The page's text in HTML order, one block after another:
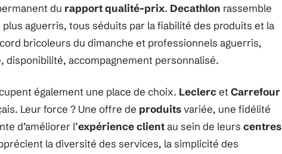
du rapport qualité-prix. Decathlon rassemble
aguerris, tous séduits par la fiabilité des produits et la
bricoleurs du dimanche et professionnels aguerris,
disponibilité, accompagnement personnalisé.
également une place de choix. Leclercet Carrefour
Leur force ? Une offre de produitsvariée, une fidélité
d’améliorer l’expérience clientau sein de leurs centres
la diversité des services, la simplicité des